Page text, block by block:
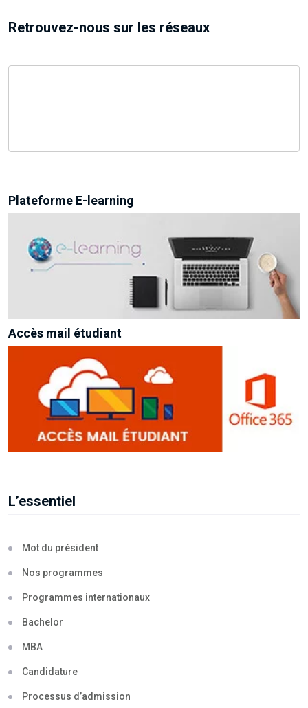
Retrouvez-nous sur les réseaux
Plateforme E-learning
Accès mail étudiant
L’essentiel
Mot du président
Nos programmes
Programmes internationaux
Bachelor
MBA
Candidature
Processus d’admission